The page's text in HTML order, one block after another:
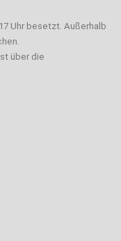
Uhr besetzt. Außerhalb
über die